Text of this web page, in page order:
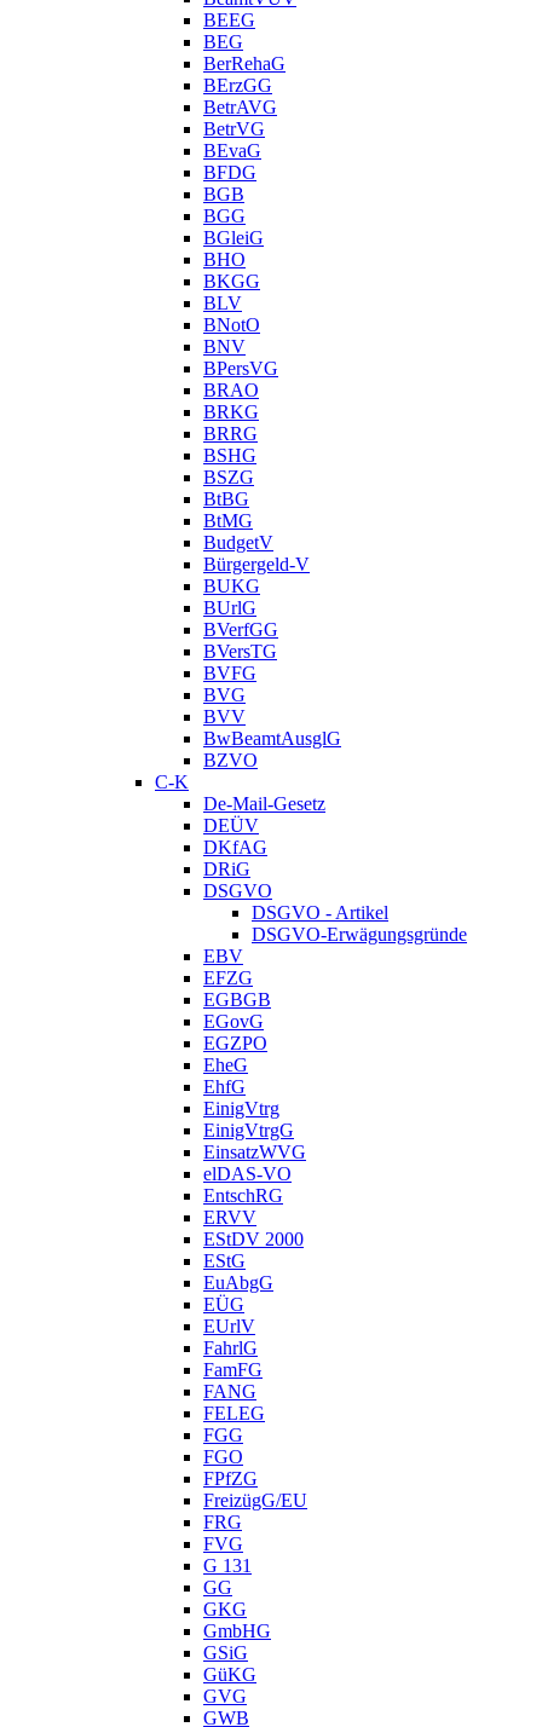
BEEG
BEG
BerRehaG
BErzGG
BetrAVG
BetrVG
BEvaG
BFDG
BGB
BGG
BGleiG
BHO
BKGG
BLV
BNotO
BNV
BPersVG
BRAO
BRKG
BRRG
BSHG
BSZG
BtBG
BtMG
BudgetV
Bürgergeld-V
BUKG
BUrlG
BVerfGG
BVersTG
BVFG
BVG
BVV
BwBeamtAusglG
BZVO
C-K
De-Mail-Gesetz
DEÜV
DKfAG
DRiG
DSGVO
DSGVO - Artikel
DSGVO-Erwägungsgründe
EBV
EFZG
EGBGB
EGovG
EGZPO
EheG
EhfG
EinigVtrg
EinigVtrgG
EinsatzWVG
elDAS-VO
EntschRG
ERVV
EStDV 2000
EStG
EuAbgG
EÜG
EUrlV
FahrlG
FamFG
FANG
FELEG
FGG
FGO
FPfZG
FreizügG/EU
FRG
FVG
G 131
GG
GKG
GmbHG
GSiG
GüKG
GVG
GWB